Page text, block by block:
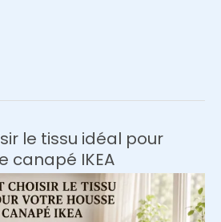
le tissu idéal pour
canapé IKEA